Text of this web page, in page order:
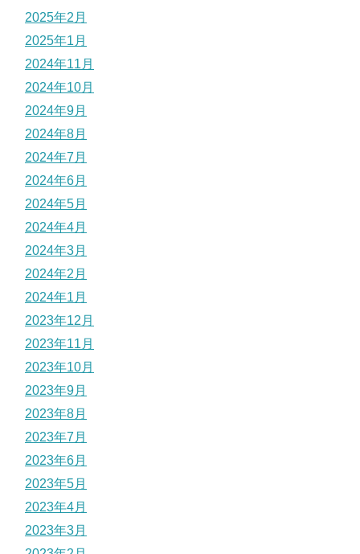
2025年2月
2025年1月
2024年11月
2024年10月
2024年9月
2024年8月
2024年7月
2024年6月
2024年5月
2024年4月
2024年3月
2024年2月
2024年1月
2023年12月
2023年11月
2023年10月
2023年9月
2023年8月
2023年7月
2023年6月
2023年5月
2023年4月
2023年3月